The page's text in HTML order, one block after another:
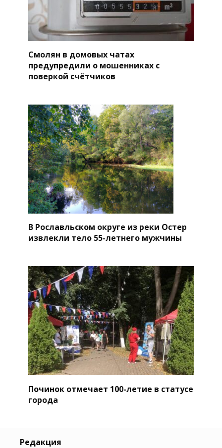
Смолян в домовых чатах
предупредили о мошенниках с
поверкой счётчиков
В Рославльском округе из реки Остер
извлекли тело 55-летнего мужчины
Починок отмечает 100-летие в статусе
города
Редакция